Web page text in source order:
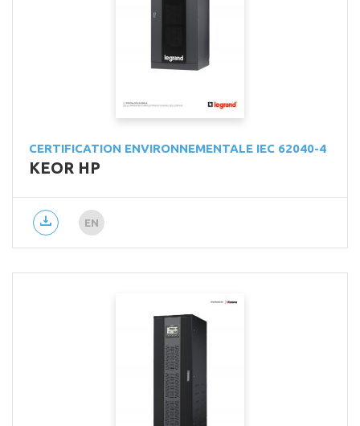
CERTIFICATION ENVIRONNEMENTALE IEC 62040-4
KEOR HP
EN